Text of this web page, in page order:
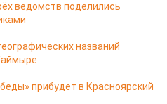
ведомств поделились
названий
прибудет в Красноярский